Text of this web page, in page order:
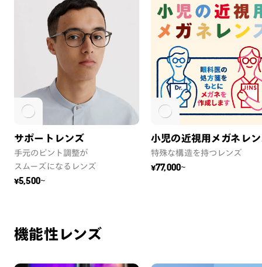
サポートレンズ
手元のピント調整が
スムーズになるレンズ
¥5,500~
小児の近視用メガネレ
特殊な構造を持つレンズ
¥77,000~
機能性レンズ